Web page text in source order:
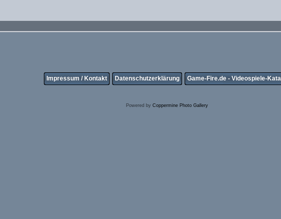
Impressum / Kontakt Datenschutzerklärung Game-Fire.de - Videospiele-
Powered by Coppermine Photo Gallery